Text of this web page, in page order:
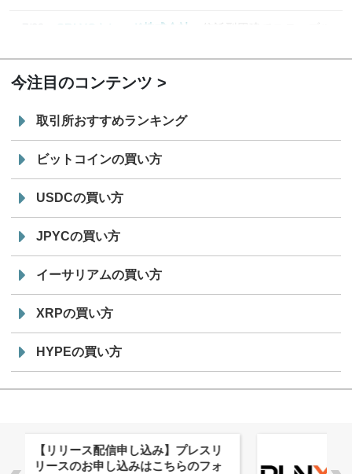
7/29
SBI VCトレード株式会社
信託型円建てステーブル
今注目のコンテンツ
取引所おすすめランキング
ビットコインの買い方
USDCの買い方
JPYCの買い方
イーサリアムの買い方
XRPの買い方
HYPEの買い方
株式会社PlnX、アジア最大級のグロ
ーバルWeb3カンファレンス